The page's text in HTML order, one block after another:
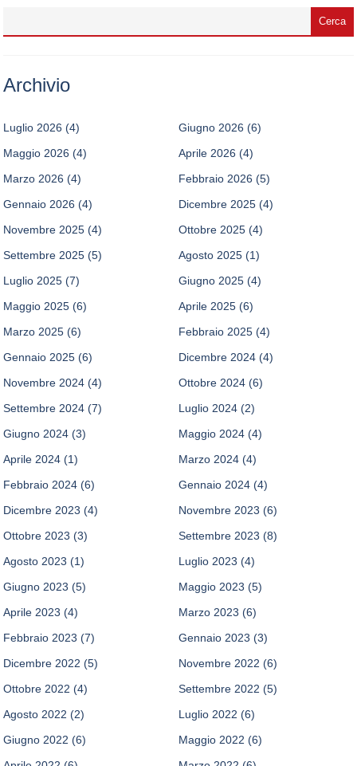
Archivio
Luglio 2026 (4) Giugno 2026 (6)
Maggio 2026 (4) Aprile 2026 (4)
Marzo 2026 (4) Febbraio 2026 (5)
Gennaio 2026 (4) Dicembre 2025 (4)
Novembre 2025 (4) Ottobre 2025 (4)
Settembre 2025 (5) Agosto 2025 (1)
Luglio 2025 (7) Giugno 2025 (4)
Maggio 2025 (6) Aprile 2025 (6)
Marzo 2025 (6) Febbraio 2025 (4)
Gennaio 2025 (6) Dicembre 2024 (4)
Novembre 2024 (4) Ottobre 2024 (6)
Settembre 2024 (7) Luglio 2024 (2)
Giugno 2024 (3) Maggio 2024 (4)
Aprile 2024 (1) Marzo 2024 (4)
Febbraio 2024 (6) Gennaio 2024 (4)
Dicembre 2023 (4) Novembre 2023 (6)
Ottobre 2023 (3) Settembre 2023 (8)
Agosto 2023 (1) Luglio 2023 (4)
Giugno 2023 (5) Maggio 2023 (5)
Aprile 2023 (4) Marzo 2023 (6)
Febbraio 2023 (7) Gennaio 2023 (3)
Dicembre 2022 (5) Novembre 2022 (6)
Ottobre 2022 (4) Settembre 2022 (5)
Agosto 2022 (2) Luglio 2022 (6)
Giugno 2022 (6) Maggio 2022 (6)